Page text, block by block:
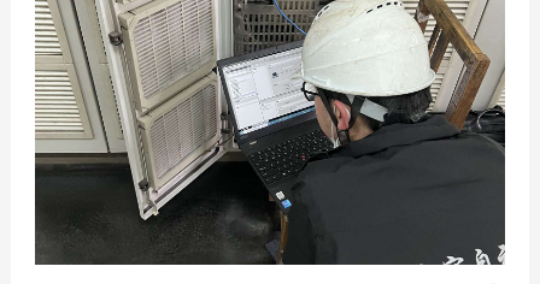
微信咨询
全国服务热线：400-188-